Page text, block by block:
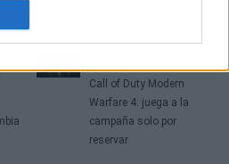
Artículo siguiente
Call of Duty Modern
Warfare 4: juega a la
campaña solo por
reservar